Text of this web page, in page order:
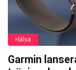
Hälsa
Garmin